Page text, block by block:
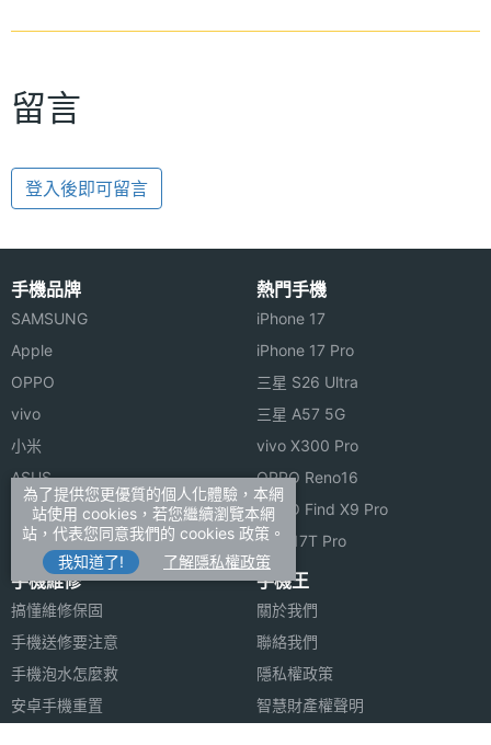
留言
登入後即可留言
手機品牌
SAMSUNG
Apple
OPPO
vivo
小米
ASUS
Sony
realme
熱門手機
iPhone 17
iPhone 17 Pro
三星 S26 Ultra
三星 A57 5G
vivo X300 Pro
OPPO Reno16
OPPO Find X9 Pro
小米 17T Pro
手機維修
搞懂維修保固
手機送修要注意
手機泡水怎麼救
安卓手機重置
手機王
關於我們
聯絡我們
隱私權政策
智慧財產權聲明
為了提供您更優質的個人化體驗，本網
站使用 cookies，若您繼續瀏覽本網
站，代表您同意我們的 cookies 政策。
我知道了!
了解隱私權政策